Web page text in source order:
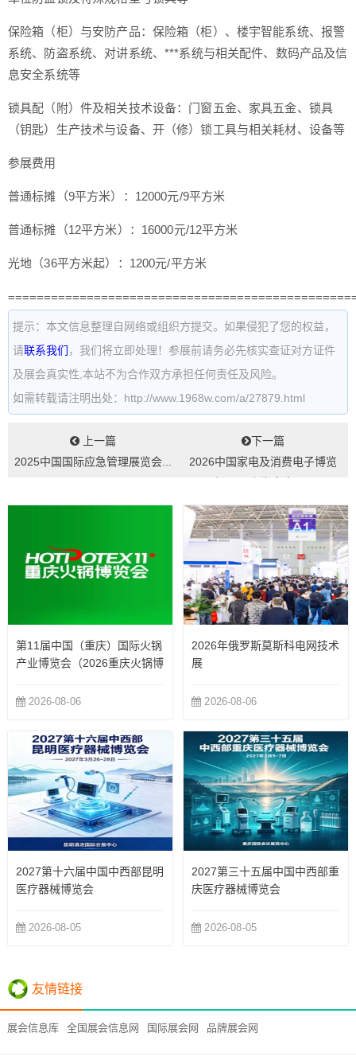
保险箱（柜）与安防产品：保险箱（柜）、楼宇智能系统、报警
系统、防盗系统、对讲系统、***系统与相关配件、数码产品及信
息安全系统等
锁具配（附）件及相关技术设备：门窗五金、家具五金、锁具
（钥匙）生产技术与设备、开（修）锁工具与相关耗材、设备等
参展费用
普通标摊（9平方米）：12000元/9平方米
普通标摊（12平方米）：16000元/12平方米
光地（36平方米起）：1200元/平方米
提示：本文信息整理自网络或组织方提交。如果侵犯了您的权益，
请联系我们 ，我们将立即处理！参展前请务必先核实查证对方证件
及展会真实性,本站不为合作双方承担任何责任及风险。
如需转载请注明出处：http://www.1968w.com/a/27879.html
上一篇
2025中国国际应急管理展览会...
下一篇
2026中国家电及消费电子博览
第11届中国（重庆）国际火锅
产业博览会（2026重庆火锅博
2026-08-06
2026年俄罗斯莫斯科电网技术
展
2026-08-06
2027第十六届中国中西部昆明
医疗器械博览会
2026-08-05
2027第三十五届中国中西部重
庆医疗器械博览会
2026-08-05
友情链接
展会信息库 全国展会信息网 国际展会网 品牌展会网